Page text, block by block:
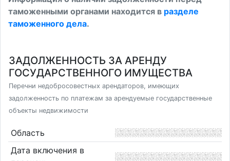
таможенными органами находится в разделе
таможенного дела.
ЗАДОЛЖЕННОСТЬ ЗА АРЕНДУ
ГОСУДАРСТВЕННОГО ИМУЩЕСТВА
Перечни недобросовестных арендаторов, имеющих
задолженность по платежам за арендуемые государственные
объекты недвижимости
Область
Дата включения в